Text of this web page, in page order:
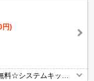
円)
料☆システムキッチ